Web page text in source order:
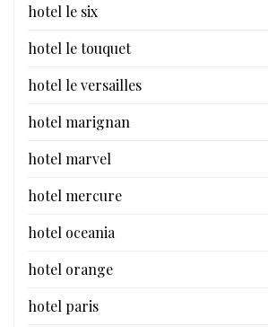
hotel le six
hotel le touquet
hotel le versailles
hotel marignan
hotel marvel
hotel mercure
hotel oceania
hotel orange
hotel paris